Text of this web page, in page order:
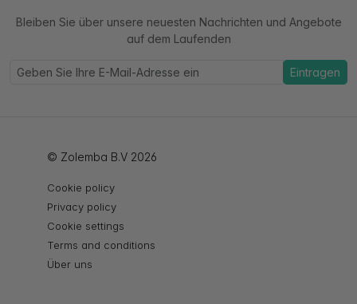
Bleiben Sie über unsere neuesten Nachrichten und Angebote
auf dem Laufenden
Eintragen
© Zolemba B.V 2026
Cookie policy
Privacy policy
Cookie settings
Terms and conditions
Über uns